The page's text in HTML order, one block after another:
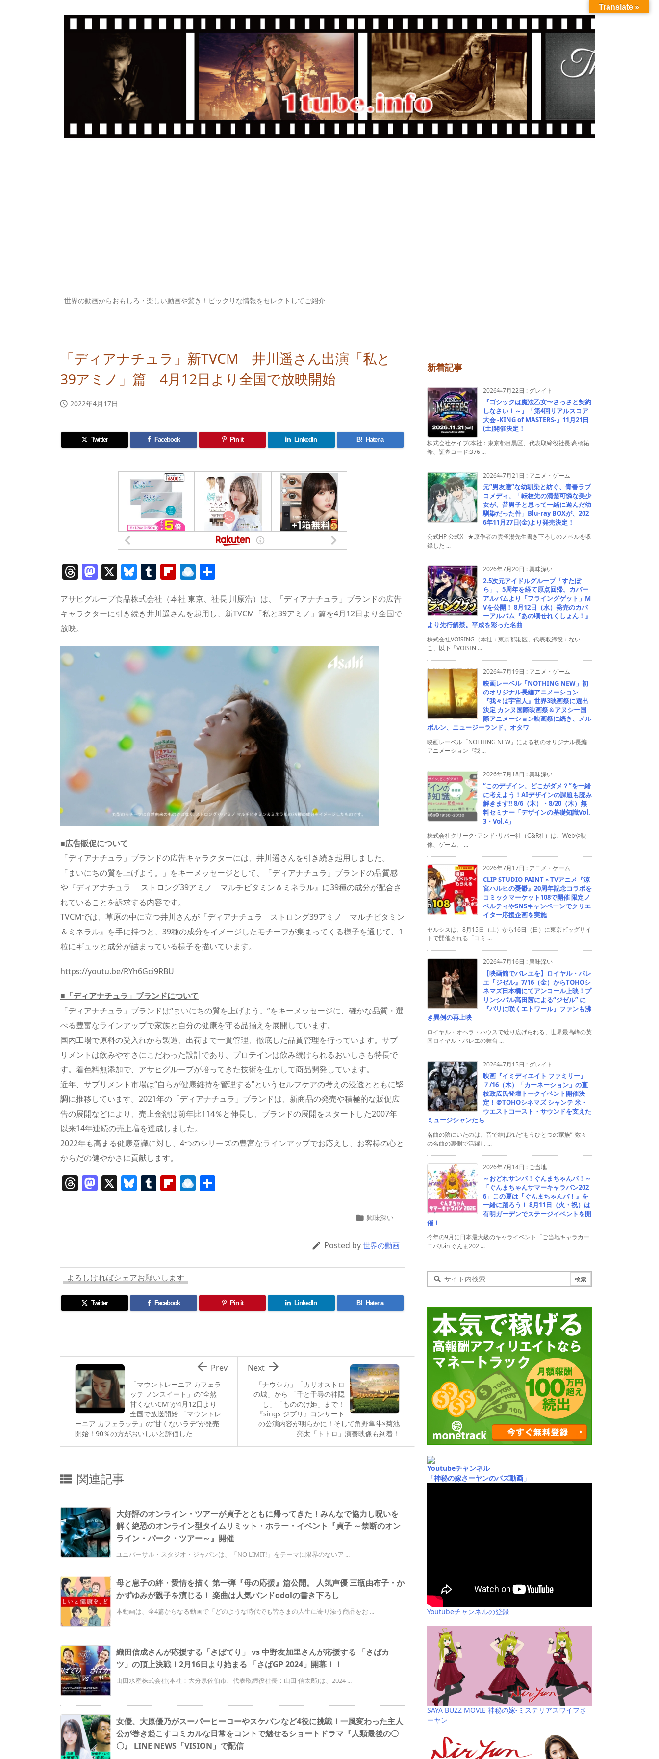
世界の動画からおもしろ・楽しい動画や驚き！ビックリな情報をセレクトしてご紹介
「ディアナチュラ」新TVCM 井川遥さん出演「私と
39アミノ」篇 4月12日より全国で放映開始
 2022年4月17日
Twitter Facebook Pin it LinkedIn B! Hatena
T
h
re
a
d
s
M
a
st
o
o
X Bl
u
e
sk
T
u
m
bl
Fl
ip
b
o
d
R
ai
n
d
p.
io
アサヒグループ食品株式会社（本社 東京、社長 川原浩）は、「ディアナチュラ」ブランドの広告
キャラクターに引き続き井川遥さんを起用し、新TVCM「私と39アミノ」篇を4月12日より全国で
放映。
■広告販促について
「ディアナチュラ」ブランドの広告キャラクターには、井川遥さんを引き続き起用しました。
「まいにちの質を上げよう。」をキーメッセージとして、「ディアナチュラ」ブランドの品質感
や『ディアナチュラ ストロング39アミノ マルチビタミン＆ミネラル』に39種の成分が配合さ
れていることを訴求する内容です。
TVCMでは、草原の中に立つ井川さんが『ディアナチュラ ストロング39アミノ マルチビタミン
＆ミネラル』を手に持つと、39種の成分をイメージしたモチーフが集まってくる様子を通じて、1
粒にギュッと成分が詰まっている様子を描いています。
https://youtu.be/RYh6Gci9RBU
■「ディアナチュラ」ブランドについて
「ディアナチュラ」ブランドは“まいにちの質を上げよう。”をキーメッセージに、確かな品質・選
べる豊富なラインアップで家族と自分の健康を守る品揃えを展開しています。
国内工場で原料の受入れから製造、出荷まで一貫管理、徹底した品質管理を行っています。サプ
リメントは飲みやすさにこだわった設計であり、プロテインは飲み続けられるおいしさも特長で
す。着色料無添加で、アサヒグループが培ってきた技術を生かして商品開発しています。
近年、サプリメント市場は“自らが健康維持を管理する”というセルフケアの考えの浸透とともに堅
調に推移しています。2021年の「ディアナチュラ」ブランドは、新商品の発売や積極的な販促広
告の展開などにより、売上金額は前年比114％と伸長し、ブランドの展開をスタートした2007年
以来14年連続の売上増を達成しました。
2022年も高まる健康意識に対し、4つのシリーズの豊富なラインアップでお応えし、お客様の心と
からだの健やかさに貢献します。
T
s
M
o
n
X Bl T Fl
d
R
p.
 興味深い
 Posted by 世界の動画
よろしければシェアお願いします
Twitter Facebook Pin it LinkedIn B! Hatena
「ナウシカ」「カリオストロ
の城」から 「千と千尋の神隠
し」「もののけ姫」まで！
『sings ジブリ』コンサート
の公演内容が明らかに！そして角野隼斗×菊池
亮太「トトロ」演奏映像も到着！

Next
「マウントレーニア カフェラ
ッテ ノンスイート」の“全然
甘くないCM”が4月12日より
全国で放送開始 「マウントレ
ーニア カフェラッテ」の“甘くないラテ”が発売
開始！90％の方がおいしいと評価した
 Prev
 関連記事
大好評のオンライン・ツアーが貞子とともに帰ってきた！みんなで協力し呪いを
解く絶恐のオンライン型タイムリミット・ホラー・イベント『貞子 ～禁断のオン
ライン・パーク・ツアー～』開催
ユニバーサル・スタジオ・ジャパンは、「NO LIMIT!」をテーマに限界のないア ...
母と息子の絆・愛情を描く 第一弾『母の応援』篇公開。 人気声優 三瓶由布子・か
かずゆみが親子を演じる！ 楽曲は人気バンドodolの書き下ろし
本動画は、全4篇からなる動画で「どのような時代でも皆さまの人生に寄り添う商品をお ...
織田信成さんが応援する「さばてり」 vs 中野友加里さんが応援する 「さばカ
ツ」の頂上決戦！2月16日より始まる 「さばGP 2024」開幕！！
山田水産株式会社(本社：大分県佐伯市、代表取締役社長：山田 信太郎)は、2024 ...
女優、大原優乃がスーパーヒーローやスケバンなど4役に挑戦！一風変わった主人
公が巻き起こすコミカルな日常をコントで魅せるショートドラマ『人類最後の〇
〇』 LINE NEWS「VISION」で配信
新着記事
2026年7月22日 : グレイト
『ゴシックは魔法乙女〜さっさと契約
しなさい！～』「第4回リアルスコア
大会 -KING of MASTERS-」11月21日
(土)開催決定！
株式会社ケイブ(本社：東京都目黒区、代表取締役社長:高橋祐
希、証券コード:376 ...
2026年7月21日 : アニメ・ゲーム
元”男友達”な幼馴染と紡ぐ、青春ラブ
コメディ、「転校先の清楚可憐な美少
女が、昔男子と思って一緒に遊んだ幼
馴染だった件」Blu-ray BOXが、202
6年11月27日(金)より発売決定！
公式HP 公式X ★原作者の雲雀湯先生書き下ろしのノベルを収
録した ...
2026年7月20日 :興味深い
2.5次元アイドルグループ「すたぽ
ら」、5周年を経て原点回帰。カバー
アルバムより「フライングゲット」M
Vを公開！ 8月12日（水）発売のカバ
ーアルバム『あの頃せれくしょん！』
より先行解禁。平成を彩った名曲
株式会社VOISING（本社：東京都港区、代表取締役：ない
こ、以下「VOISIN ...
2026年7月19日 : アニメ・ゲーム
映画レーベル「NOTHING NEW」初
のオリジナル長編アニメーション
『我々は宇宙人』世界3映画祭に選出
決定 カンヌ国際映画祭＆アヌシー国
際アニメーション映画祭に続き、メル
ボルン、ニュージーランド、オタワ
映画レーベル「NOTHING NEW」による初のオリジナル長編
アニメーション『我 ...
2026年7月18日 :興味深い
“このデザイン、どこがダメ？”を一緒
に考えよう！AIデザインの課題も読み
解きます!! 8/6（木）・8/20（木）無
料セミナー「デザインの基礎知識Vol.
3・Vol.4」
株式会社クリーク･アンド･リバー社（C&R社）は、Webや映
像、ゲーム、 ...
2026年7月17日 : アニメ・ゲーム
CLIP STUDIO PAINT × TVアニメ『涼
宮ハルヒの憂鬱』20周年記念コラボを
コミックマーケット108で開催 限定ノ
ベルティやSNSキャンペーンでクリエ
イター応援企画を実施
セルシスは、8月15日（土）から16日（日）に東京ビッグサイ
トで開催される「コミ ...
2026年7月16日 :興味深い
【映画館でバレエを】ロイヤル・バレ
エ『ジゼル』7/16（金）からTOHOシ
ネマズ日本橋にてアンコール上映！プ
リンシパル高田茜による“ジゼル” に
『パリに咲くエトワール』ファンも沸
き異例の再上映
ロイヤル・オペラ・ハウスで繰り広げられる、世界最高峰の英
国ロイヤル・バレエの舞台 ...
2026年7月15日 : グレイト
映画『イミディエイト ファミリー』
７/16（木）「カーネーション」の直
枝政広氏登壇トークイベント開催決
定！＠TOHOシネマズ シャンテ 米・
ウエストコースト・サウンドを支えた
ミュージシャンたち
名曲の陰にいたのは、音で結ばれた“もうひとつの家族” 数々
の名曲の裏側で活躍し ...
2026年7月14日 : ご当地
～おどれサンバ！ぐんまちゃんバ！～
「ぐんまちゃんサマーキャラバン202
6」この夏は『ぐんまちゃんバ！』を
一緒に踊ろう！ 8月11日（火・祝）は
有明ガーデンでステージイベントを開
催！
今年の9月に日本最大級のキャライベント「ご当地キャラカー
ニバルin ぐんま202 ...
Youtubeチャンネル
「神秘の嫁さーヤンのバズ動画」
Youtubeチャンネルの登録
SAYA BUZZ MOVIE 神秘の嫁-ミステリアスワイフさ
ーヤン
Translate »